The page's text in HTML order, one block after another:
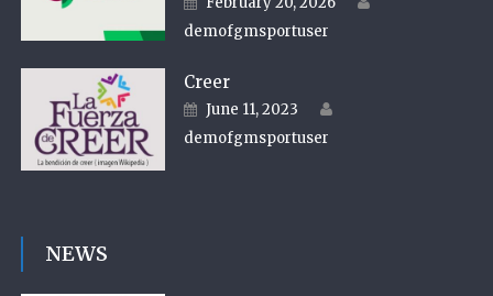
demofgmsportuser
Creer
Posted on
June 11, 2023
demofgmsportuser
NEWS